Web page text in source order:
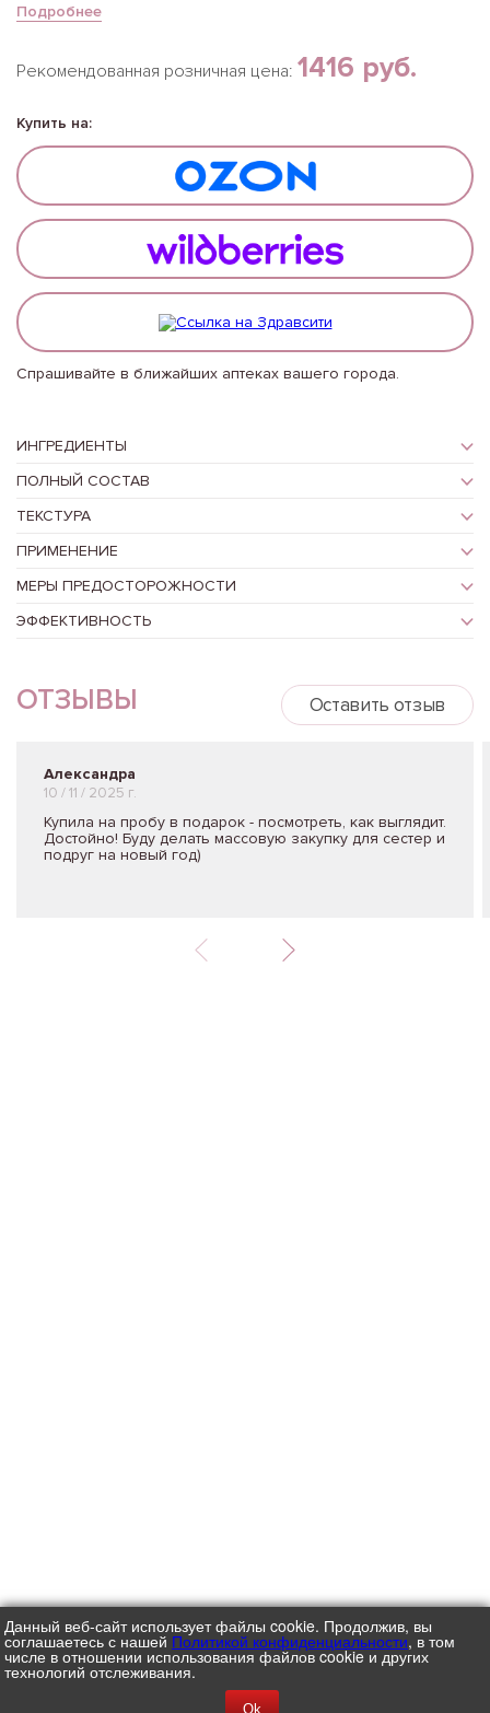
Подробнее
Рекомендованная розничная цена: 1416 руб.
Купить на:
Спрашивайте в ближайших аптеках вашего города.
ИНГРЕДИЕНТЫ
ПОЛНЫЙ СОСТАВ
ТЕКСТУРА
ПРИМЕНЕНИЕ
МЕРЫ ПРЕДОСТОРОЖНОСТИ
ЭФФЕКТИВНОСТЬ
ОТЗЫВЫ Оставить отзыв
Александра
10 / 11 / 2025 г.
Купила на пробу в подарок - посмотреть, как выглядит.
Достойно! Буду делать массовую закупку для сестер и
подруг на новый год)
Данный веб-сайт использует файлы cookie. Продолжив, вы
соглашаетесь с нашей Политикой конфиденциальности, в том
числе в отношении использования файлов cookie и других
технологий отслеживания.
Ok